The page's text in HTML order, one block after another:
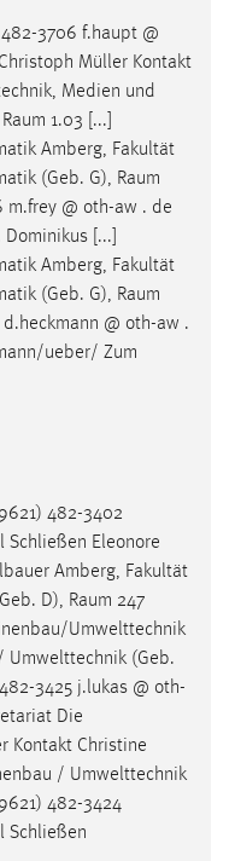
3706 f.haupt @
Müller Kontakt
Medien und
Raum 1.03 [...]
Amberg, Fakultät
(Geb. G), Raum
m.frey @ oth-aw . de
[...]
Amberg, Fakultät
(Geb. G), Raum
@ oth-aw .
ueber/ Zum
482-3402
Schließen Eleonore
Amberg, Fakultät
D), Raum 247
Umwelttechnik
Umwelttechnik (Geb.
3425 j.lukas @ oth-
Die
Kontakt Christine
/ Umwelttechnik
482-3424
Schließen